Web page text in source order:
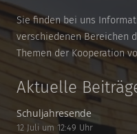
Sie finden bei uns
verschiedenen Bereichen
Themen der Kooperation
Aktuelle
Schuljahresende
12 Juli um 12:49 Uhr